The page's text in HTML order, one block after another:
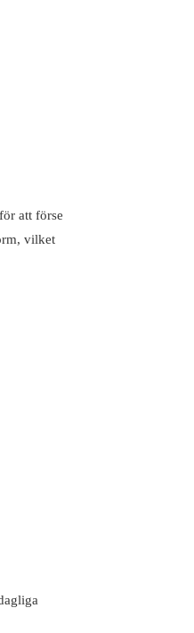
att förse
vilket